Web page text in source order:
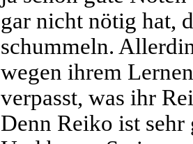
gar nicht nötig hat,
schummeln.
wegen ihrem
verpasst, was ihr
Denn Reiko ist sehr